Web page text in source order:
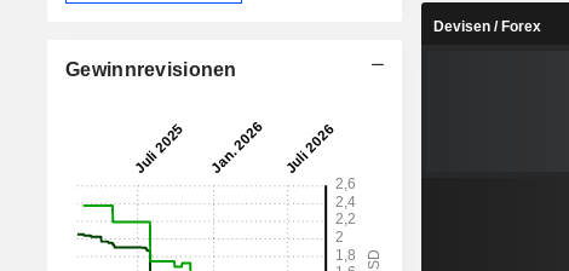
Gewinnrevisionen
Devisen / Forex